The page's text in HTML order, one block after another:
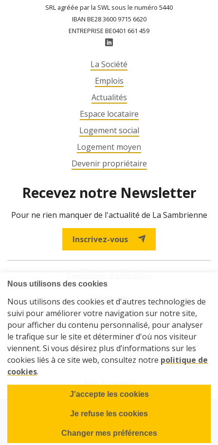
SRL agréée par la SWL sous le numéro 5440
IBAN BE28 3600 9715 6620
ENTREPRISE BE0401 661 459
La Société
Emplois
Actualités
Espace locataire
Logement social
Logement moyen
Devenir propriétaire
Recevez notre Newsletter
Pour ne rien manquer de l'actualité de La Sambrienne
Inscrivez-vous
Vie privée
Cookies
Plan du site
Démarches en ligne
Aide & contact
© 2026 La Sambrienne - Société de logements de service public
Powered by Wavenet